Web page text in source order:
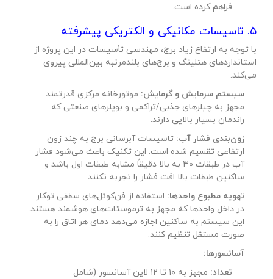
فراهم کرده است.
۵. تاسیسات مکانیکی و الکتریکی پیشرفته
با توجه به ارتفاع زیاد برج، مهندسی تأسیسات در این پروژه از
استانداردهای هتلینگ و برج‌های بلندمرتبه بین‌المللی پیروی
می‌کند.
سیستم سرمایش و گرمایش:موتورخانه مرکزی قدرتمند
مجهز به چیلرهای جذبی/تراکمی و بویلرهای صنعتی که
راندمان بسیار بالایی دارند.
زون‌بندی فشار آب:تاسیسات آبرسانی برج به چند زون
ارتفاعی تقسیم شده است. این تکنیک باعث می‌شود فشار
آب در طبقات ۳۰ به بالا دقیقاً مشابه طبقات اول باشد و
ساکنین طبقات بالا افت فشار را تجربه نکنند.
تهویه مطبوع واحدها:استفاده از فن‌کوئل‌های سقفی توکار
در داخل واحدها که مجهز به ترموستات‌های هوشمند هستند.
این سیستم به ساکنین اجازه می‌دهد دمای هر اتاق را به
صورت مستقل تنظیم کنند.
آسانسورها:
تعداد:
مجهز به ۱۰ تا ۱۲ لاین آسانسور (شامل